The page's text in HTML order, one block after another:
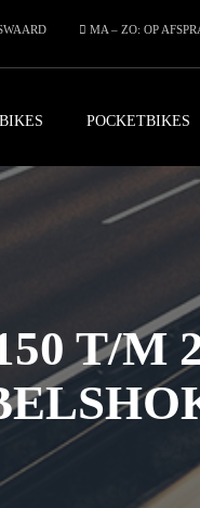
MA – ZO: OP
POCKETBIKES
T/M